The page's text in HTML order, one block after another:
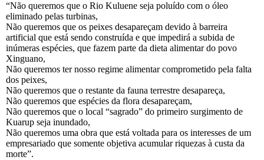
“Não queremos que o Rio Kuluene seja poluído com o óleo
eliminado pelas turbinas,
Não queremos que os peixes desapareçam devido à barreira
artificial que está sendo construída e que impedirá a subida de
inúmeras espécies, que fazem parte da dieta alimentar do povo
Xinguano,
Não queremos ter nosso regime alimentar comprometido pela falta
dos peixes,
Não queremos que o restante da fauna terrestre desapareça,
Não queremos que espécies da flora desapareçam,
Não queremos que o local “sagrado” do primeiro surgimento de
Kuarup seja inundado,
Não queremos uma obra que está voltada para os interesses de um
empresariado que somente objetiva acumular riquezas à custa da
morte”.